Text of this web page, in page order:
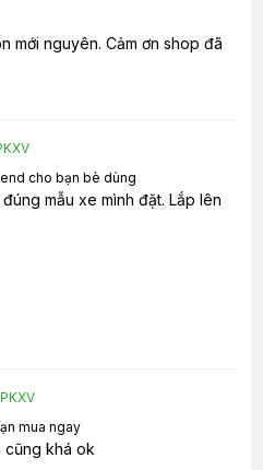
mới nguyên. Cảm ơn shop đã
cho bạn bè dùng
mẫu xe mình đặt. Lắp lên
mua ngay
cũng khá ok